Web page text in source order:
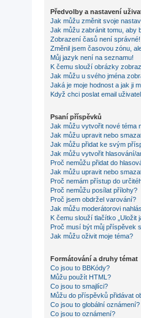
Předvolby a nastavení
Jak můžu změnit svoje
Jak můžu zabránit tomu, aby
Zobrazení časů není správné!
Změnil jsem časovou zónu,
Můj jazyk není na seznamu!
K čemu slouží obrázky
Jak můžu u svého jména
Jaká je moje hodnost a jak ji
Když chci poslat email
Psaní příspěvků
Jak můžu vytvořit nové téma
Jak můžu upravit nebo
Jak můžu přidat ke svým
Jak můžu vytvořit hlasování/
Proč nemůžu přidat do
Jak můžu upravit nebo
Proč nemám přístup do
Proč nemůžu posílat přílohy?
Proč jsem obdržel varování?
Jak můžu moderátorovi
K čemu slouží tlačítko
Proč musí být můj příspěvek
Jak můžu oživit moje téma?
Formátování a druhy témat
Co jsou to BBKódy?
Můžu použít HTML?
Co jsou to smajlíci?
Můžu do příspěvků přidávat
Co jsou to globální oznámení?
Co jsou to oznámení?